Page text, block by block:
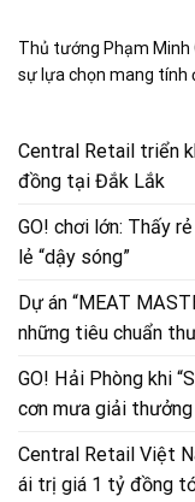
Thủ tướng Phạm Minh
sự lựa chọn mang tính
Central Retail triển
đồng tại Đắk Lắk
GO! chơi lớn: Thấy
lẻ “dậy sóng”
Dự án “MEAT
những tiêu chuẩn
GO! Hải Phòng khi
cơn mưa giải
Central Retail Việt
ái trị giá 1 tỷ đồng